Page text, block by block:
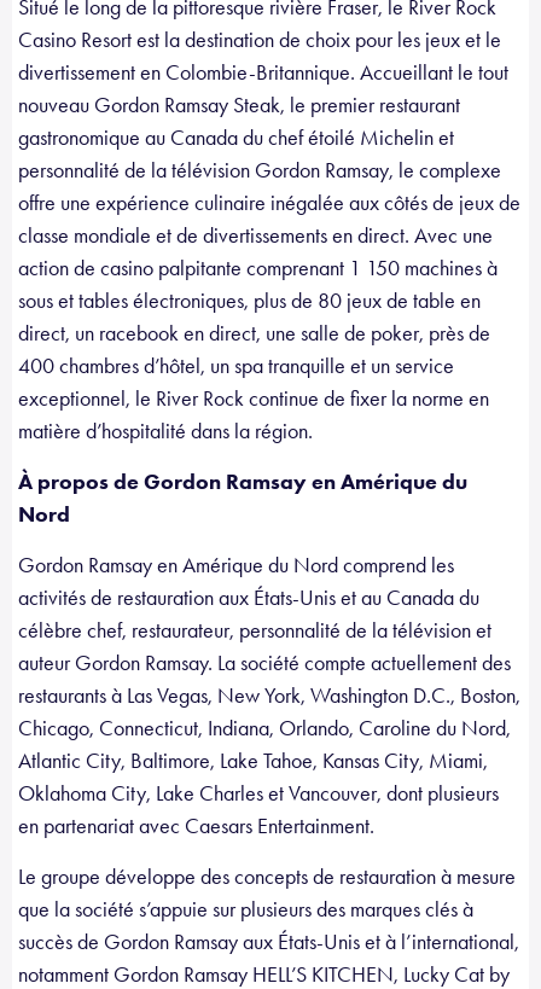
Situé le long de la pittoresque rivière Fraser, le River Rock
Casino Resort est la destination de choix pour les jeux et le
divertissement en Colombie-Britannique. Accueillant le tout
nouveau Gordon Ramsay Steak, le premier restaurant
gastronomique au Canada du chef étoilé Michelin et
personnalité de la télévision Gordon Ramsay, le complexe
offre une expérience culinaire inégalée aux côtés de jeux de
classe mondiale et de divertissements en direct. Avec une
action de casino palpitante comprenant 1 150 machines à
sous et tables électroniques, plus de 80 jeux de table en
direct, un racebook en direct, une salle de poker, près de
400 chambres d’hôtel, un spa tranquille et un service
exceptionnel, le River Rock continue de fixer la norme en
matière d’hospitalité dans la région.
À propos de Gordon Ramsay en Amérique du
Nord
Gordon Ramsay en Amérique du Nord comprend les
activités de restauration aux États-Unis et au Canada du
célèbre chef, restaurateur, personnalité de la télévision et
auteur Gordon Ramsay. La société compte actuellement des
restaurants à Las Vegas, New York, Washington D.C., Boston,
Chicago, Connecticut, Indiana, Orlando, Caroline du Nord,
Atlantic City, Baltimore, Lake Tahoe, Kansas City, Miami,
Oklahoma City, Lake Charles et Vancouver, dont plusieurs
en partenariat avec Caesars Entertainment.
Le groupe développe des concepts de restauration à mesure
que la société s’appuie sur plusieurs des marques clés à
succès de Gordon Ramsay aux États-Unis et à l’international,
notamment Gordon Ramsay HELL’S KITCHEN, Lucky Cat by